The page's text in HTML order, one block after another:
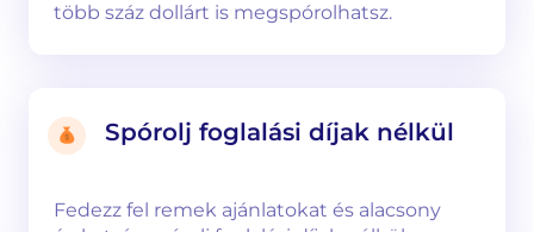
több száz dollárt is megspórolhatsz.
Spórolj foglalási díjak nélkül
Fedezz fel remek ajánlatokat és alacsony